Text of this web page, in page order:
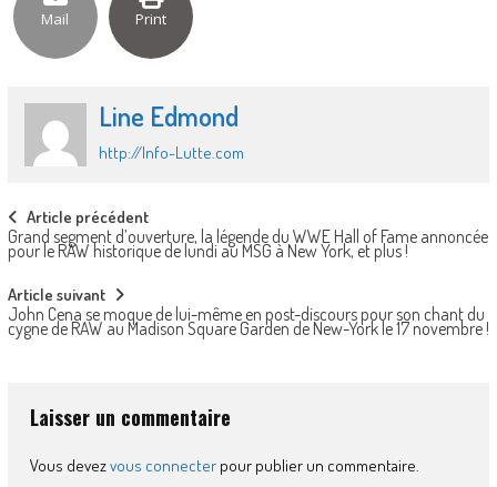
Mail Print
Line Edmond
http://Info-Lutte.com
Post
navigation
Article précédent
Grand segment d’ouverture, la légende du WWE Hall of Fame annoncée
pour le RAW historique de lundi au MSG à New York, et plus !
Article suivant
John Cena se moque de lui-même en post-discours pour son chant du
cygne de RAW au Madison Square Garden de New-York le 17 novembre !
Laisser un commentaire
Vous devezvous connecterpour publier un commentaire.